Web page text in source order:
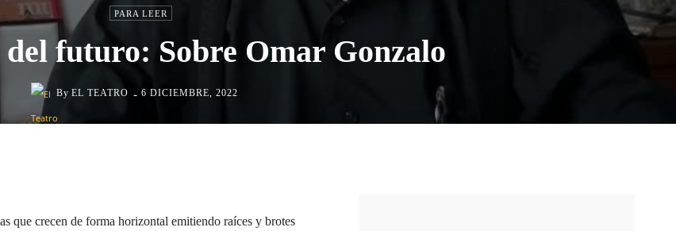
PARA LEER
futuro: Sobre Omar Gonzalo
By EL TEATRO - 6 DICIEMBRE, 2022
que crecen de forma horizontal emitiendo raíces y brotes